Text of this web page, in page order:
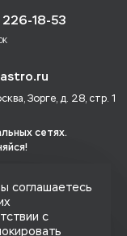
18-53
Зорге, д. 28, стр. 1
сетях.
соглашаетесь
с